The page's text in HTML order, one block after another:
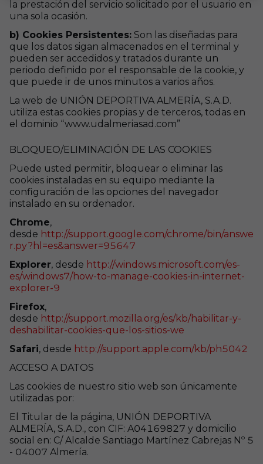
la prestación del servicio solicitado por el usuario en
una sola ocasión.
b) Cookies Persistentes: Son las diseñadas para
que los datos sigan almacenados en el terminal y
pueden ser accedidos y tratados durante un
periodo definido por el responsable de la cookie, y
que puede ir de unos minutos a varios años.
La web de UNIÓN DEPORTIVA ALMERÍA, S.A.D.
utiliza estas cookies propias y de terceros, todas en
el dominio “www.udalmeriasad.com”
BLOQUEO/ELIMINACIÓN DE LAS COOKIES
Puede usted permitir, bloquear o eliminar las
cookies instaladas en su equipo mediante la
configuración de las opciones del navegador
instalado en su ordenador.
Chrome,
desde http://support.google.com/chrome/bin/answe
r.py?hl=es&answer=95647
Explorer, desde http://windows.microsoft.com/es-
es/windows7/how-to-manage-cookies-in-internet-
explorer-9
Firefox,
desde http://support.mozilla.org/es/kb/habilitar-y-
deshabilitar-cookies-que-los-sitios-we
Safari, desde http://support.apple.com/kb/ph5042
ACCESO A DATOS
Las cookies de nuestro sitio web son únicamente
utilizadas por:
El Titular de la página, UNIÓN DEPORTIVA
ALMERÍA, S.A.D., con CIF: A04169827 y domicilio
social en: C/ Alcalde Santiago Martínez Cabrejas Nº 5
- 04007 Almería.